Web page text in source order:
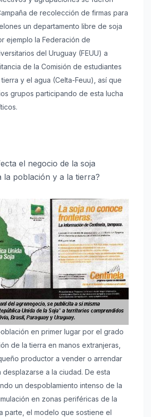
de recolección de firmas para
un departamento libre de soja
ejemplo la Federación de
del Uruguay (FEUU) a
de la Comisión de estudiantes
y el agua (Celta-Feuu), así que
grupos participando de esta lucha
el negocio de la soja
la población y a la tierra?
en primer lugar por el grado
de la tierra en manos extranjeras,
productor a vender o arrendar
desplazarse a la ciudad. De esta
un despoblamiento intenso de la
en zonas periféricas de la
parte, el modelo que sostiene el